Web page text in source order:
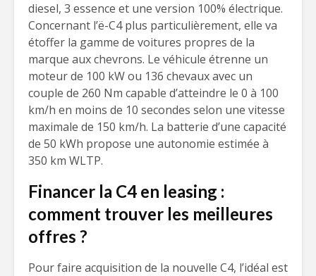
diesel, 3 essence et une version 100% électrique.
Concernant l’ë-C4 plus particulièrement, elle va
étoffer la gamme de voitures propres de la
marque aux chevrons. Le véhicule étrenne un
moteur de 100 kW ou 136 chevaux avec un
couple de 260 Nm capable d’atteindre le 0 à 100
km/h en moins de 10 secondes selon une vitesse
maximale de 150 km/h. La batterie d’une capacité
de 50 kWh propose une autonomie estimée à
350 km WLTP.
Financer la C4 en leasing :
comment trouver les meilleures
offres ?
Pour faire acquisition de la nouvelle C4, l’idéal est